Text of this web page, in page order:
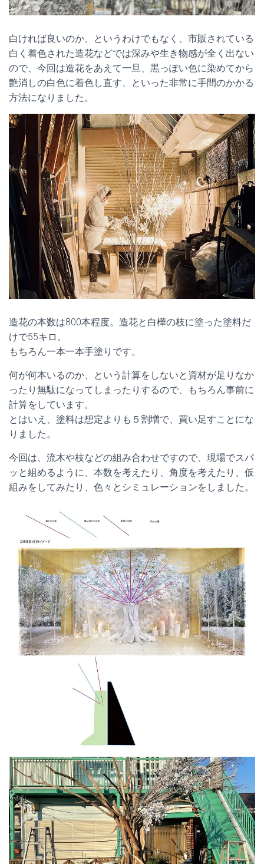
白ければ良いのか、というわけでもなく、市販されている
白く着色された造花などでは深みや生き物感が全く出ない
ので、今回は造花をあえて一旦、黒っぽい色に染めてから
艶消しの白色に着色し直す、といった非常に手間のかかる
方法になりました。
造花の本数は800本程度。造花と白樺の枝に塗った塗料だ
けで55キロ。
もちろん一本一本手塗りです。
何が何本いるのか、という計算をしないと資材が足りなか
ったり無駄になってしまったりするので、もちろん事前に
計算をしています。
とはいえ、塗料は想定よりも５割増で、買い足すことにな
りました。
今回は、流木や枝などの組み合わせですので、現場でスパ
ッと組めるように、本数を考えたり、角度を考えたり、仮
組みをしてみたり、色々とシミュレーションをしました。